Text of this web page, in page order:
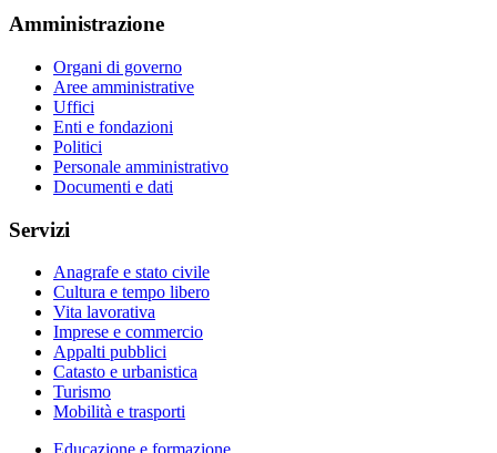
Amministrazione
Organi di governo
Aree amministrative
Uffici
Enti e fondazioni
Politici
Personale amministrativo
Documenti e dati
Servizi
Anagrafe e stato civile
Cultura e tempo libero
Vita lavorativa
Imprese e commercio
Appalti pubblici
Catasto e urbanistica
Turismo
Mobilità e trasporti